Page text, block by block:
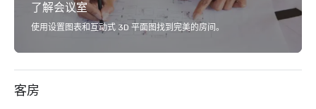
了解会议室
使用设置图表和互动式 3D 平面图找到完美的房间。
客房